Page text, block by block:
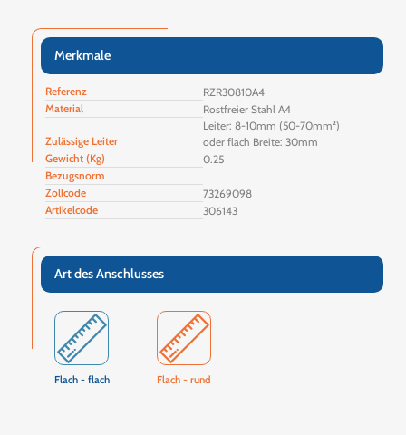
Merkmale
Referenz
RZR30810A4
Material
Rostfreier Stahl A4
Zulässige Leiter
Leiter: 8-10mm (50-70mm²)
oder flach Breite: 30mm
Gewicht (Kg)
0.25
Bezugsnorm
Zollcode
73269098
Artikelcode
306143
Art des Anschlusses
Flach - flach Flach - rund